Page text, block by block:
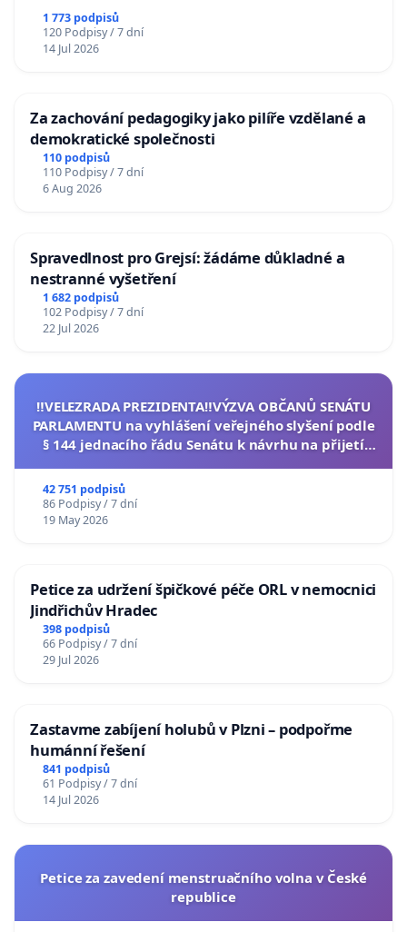
1 773 podpisů
120 Podpisy / 7 dní
14 Jul 2026
Za zachování pedagogiky jako pilíře vzdělané a
demokratické společnosti
110 podpisů
110 Podpisy / 7 dní
6 Aug 2026
Spravedlnost pro Grejsí: žádáme důkladné a
nestranné vyšetření
1 682 podpisů
102 Podpisy / 7 dní
22 Jul 2026
‼️VELEZRADA PREZIDENTA‼️VÝZVA OBČANŮ SENÁTU
PARLAMENTU na vyhlášení veřejného slyšení podle
§ 144 jednacího řádu Senátu k návrhu na přijetí
42 751 podpisů
86 Podpisy / 7 dní
19 May 2026
Petice za udržení špičkové péče ORL v nemocnici
Jindřichův Hradec
398 podpisů
66 Podpisy / 7 dní
29 Jul 2026
Zastavme zabíjení holubů v Plzni – podpořme
humánní řešení
841 podpisů
61 Podpisy / 7 dní
14 Jul 2026
Petice za zavedení menstruačního volna v České
republice